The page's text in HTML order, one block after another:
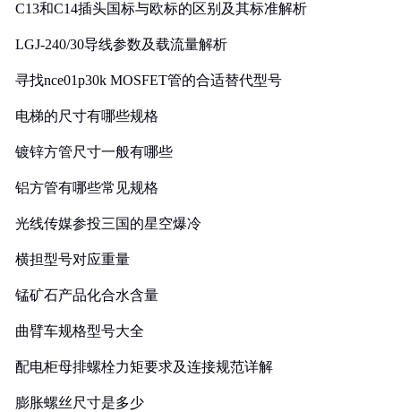
C13和C14插头国标与欧标的区别及其标准解析
LGJ-240/30导线参数及载流量解析
寻找nce01p30k MOSFET管的合适替代型号
电梯的尺寸有哪些规格
镀锌方管尺寸一般有哪些
铝方管有哪些常见规格
光线传媒参投三国的星空爆冷
横担型号对应重量
锰矿石产品化合水含量
曲臂车规格型号大全
配电柜母排螺栓力矩要求及连接规范详解
膨胀螺丝尺寸是多少